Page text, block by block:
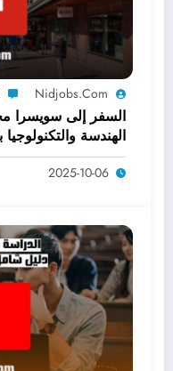
Nidjobs.com
الهندسة
2025-10-06